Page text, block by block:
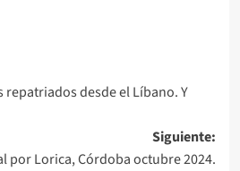
desde el Líbano. Y
Siguiente:
por Lorica, Córdoba octubre 2024.